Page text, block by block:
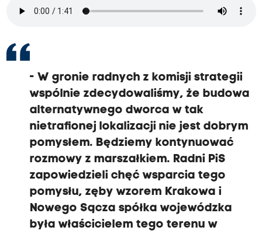
- W gronie radnych z komisji strategii
wspólnie zdecydowaliśmy, że budowa
alternatywnego dworca w tak
nietrafionej lokalizacji nie jest dobrym
pomysłem. Będziemy kontynuować
rozmowy z marszałkiem. Radni PiS
zapowiedzieli chęć wsparcia tego
pomysłu, zęby wzorem Krakowa i
Nowego Sącza spółka wojewódzka
była właścicielem tego terenu w